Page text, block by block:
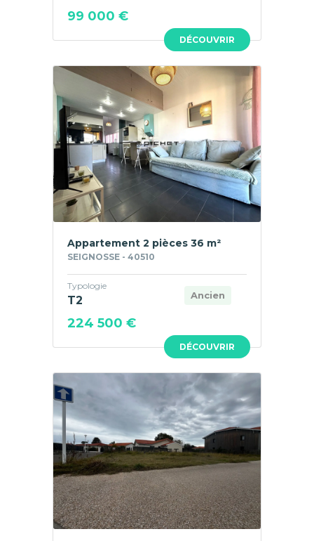
DÉCOUVRIR
99 000 €
DÉCOUVRIR
Appartement 2 pièces 36 m²
SEIGNOSSE - 40510
Ancien
Typologie
T2
224 500 €